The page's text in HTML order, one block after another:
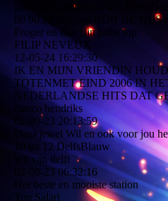
jullie zijn goed maar kan
80 90 bij hits van ROB DE NIJS
Froger en dan zijn jullie top
FILIP NEVEUX
12-05-24 16:29:30
IK EN MIJN VRIENDIN
TOTENMET EIND 2006 IN
NEDERLANDSE HITS DAT
marco hendriks
02-09-23 20:13:59
Dankjewel Wil en ook voor jou
10 tot 12 DelfsBlauw
wil van delft
02-09-23 06:32:16
Het beste en mooiste station
Ton Salari